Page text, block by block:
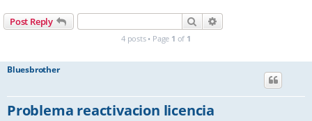
Post Reply Search
4 posts • Page 1 of 1
Bluesbrother
Problema reactivacion licencia